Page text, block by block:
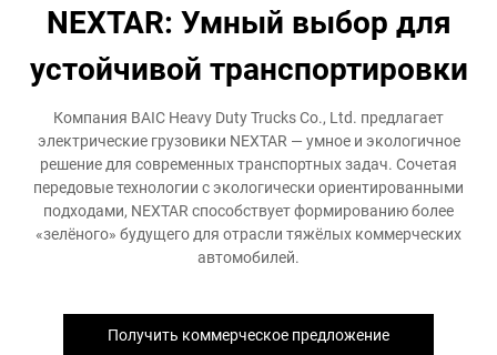
NEXTAR: Умный выбор для
устойчивой транспортировки
Компания BAIC Heavy Duty Trucks Co., Ltd. предлагает
электрические грузовики NEXTAR — умное и экологичное
решение для современных транспортных задач. Сочетая
передовые технологии с экологически ориентированными
подходами, NEXTAR способствует формированию более
«зелёного» будущего для отрасли тяжёлых коммерческих
автомобилей.
Получить коммерческое предложение